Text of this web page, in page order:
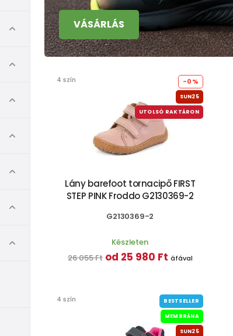
VÁSÁRLÁS
4 szín -0%
SUN25
UTOLSÓ RAKTÁRON
Lány barefoot tornacipő FIRST
STEP PINK Froddo G2130369-2
G2130369-2
Készleten
26 055 Ft od 25 980 Ft áfával
4 szín BESTSELLER
MEMBRÁNA
SUN25